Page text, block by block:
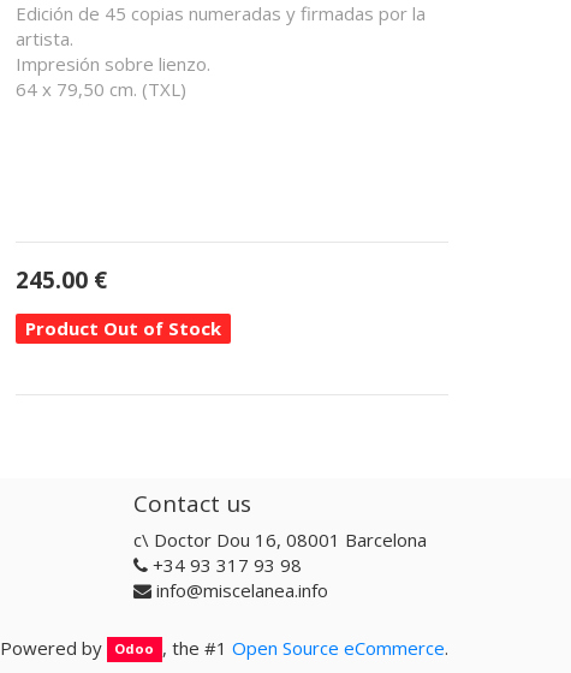
Edición de 45 copias numeradas y firmadas por la
artista.
Impresión sobre lienzo.
64 x 79,50 cm. (TXL)
245.00 €
Product Out of Stock
Contact us
c\ Doctor Dou 16, 08001 Barcelona
+34 93 317 93 98
info@miscelanea.info
Powered by Odoo , the #1 Open Source eCommerce.